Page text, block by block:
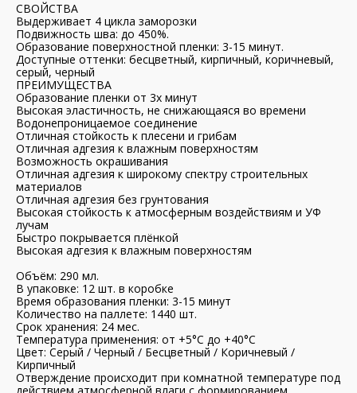
СВОЙСТВА
Выдерживает 4 цикла заморозки
Подвижность шва: до 450%.
Образование поверхностной пленки: 3-15 минут.
Доступные оттенки: бесцветный, кирпичный, коричневый,
серый, черный
ПРЕИМУЩЕСТВА
Образование пленки от 3х минут
Высокая эластичность, не снижающаяся во времени
Водонепроницаемое соединение
Отличная стойкость к плесени и грибам
Отличная адгезия к влажным поверхностям
Возможность окрашивания
Отличная адгезия к широкому спектру строительных
материалов
Отличная адгезия без грунтования
Высокая стойкость к атмосферным воздействиям и УФ
лучам
Быстро покрывается плёнкой
Высокая адгезия к влажным поверхностям
Объём: 290 мл.
В упаковке: 12 шт. в коробке
Время образования пленки: 3-15 минут
Количество на паллете: 1440 шт.
Срок хранения: 24 мес.
Температура применения: от +5°C до +40°C
Цвет: Серый / Черный / Бесцветный / Коричневый /
Кирпичный
Отверждение происходит при комнатной температуре под